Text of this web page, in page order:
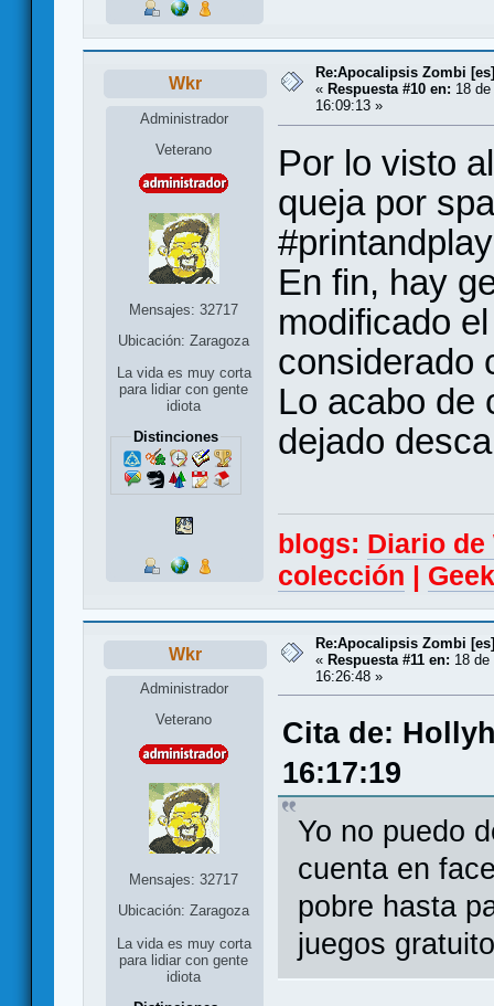
Wkr
Administrador
Veterano
Mensajes: 32717
Ubicación: Zaragoza
La vida es muy corta
para lidiar con gente
idiota
Distinciones
Re:Apocalipsis Zombi [es]
« Respuesta #10 en: 18
16:09:13 »
Por lo visto
queja por
En fin, hay
modificado
considerado
Lo acabo de
dejado
blogs: Diario
colección |
Wkr
Administrador
Veterano
Mensajes: 32717
Ubicación: Zaragoza
La vida es muy corta
para lidiar con gente
idiota
Re:Apocalipsis Zombi [es]
« Respuesta #11 en: 18 de
16:26:48 »
Cita de:
16:17:19
Yo no puedo
cuenta en
pobre hasta
juegos